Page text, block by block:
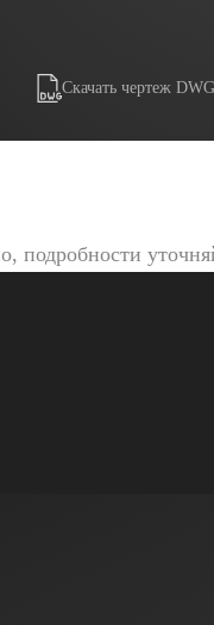
Скачать чертеж DWG
подробности